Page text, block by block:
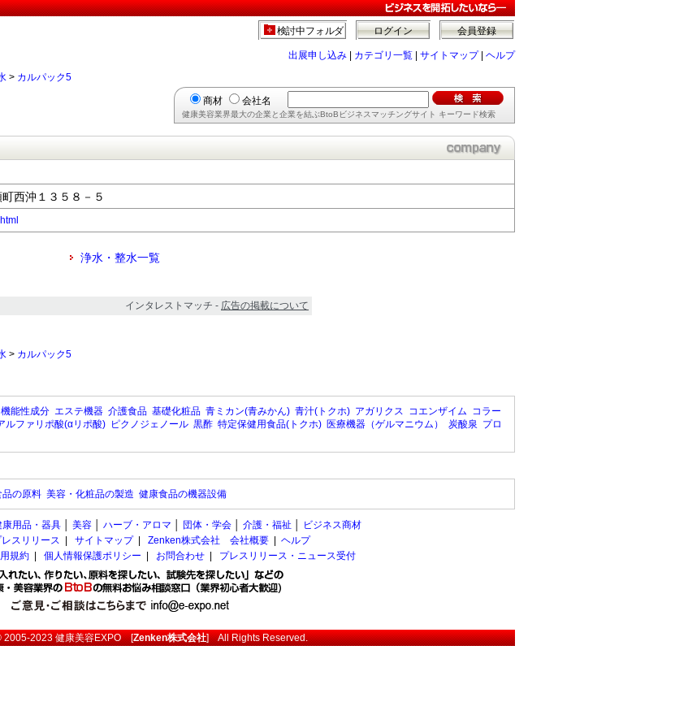
会員登録
ログイン
検討中フォルダ
出展申し込み カテゴリ一覧 サイトマップ| ヘルプ
> カルパック5
商材 会社名
健康美容業界最大の企業と企業を結ぶBtoBビジネスマッチングサイト キーワード検索
西沖１３５８－５
浄水・整水一覧
インタレストマッチ - 広告の掲載について
> カルパック5
機能性成分 エステ機器 介護食品 基礎化粧品 青ミカン(青みかん) 青汁(トクホ) アガリクス コエンザイム コラー
ルファリポ酸(αリポ酸) ピクノジェノール 黒酢 特定保健用食品(トクホ) 医療機器（ゲルマニウム） 炭酸泉 プロ
品の原料 美容・化粧品の製造 健康食品の機器設備
康用品・器具 美容 ハーブ・アロマ 団体・学会 介護・福祉
ビジネス商材
レスリリース サイトマップ| Zenken株式会社 会社概要
ヘルプ
規約 個人情報保護ポリシー お問合わせ プレスリリース・ニュース受付
2005-2023健康美容EXPO[Zenken株式会社] All Rights Reserved.